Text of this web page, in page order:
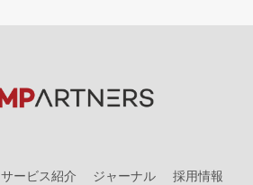
サービス紹介 ジャーナル 採用情報